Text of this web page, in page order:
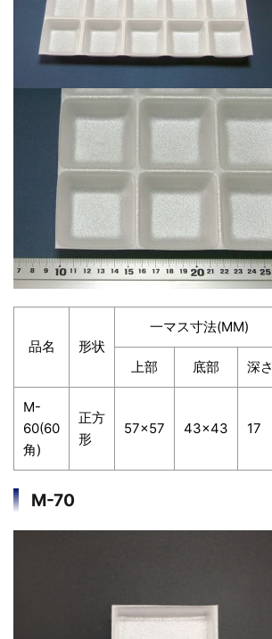
品名 形状
一マス寸法(MM)
上部
底部 深さ
M-
60(60
角)
正方
形
57×57 43×43 17
M-70